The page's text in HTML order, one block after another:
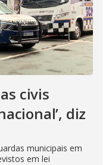
civis
diz
municipais em
em lei